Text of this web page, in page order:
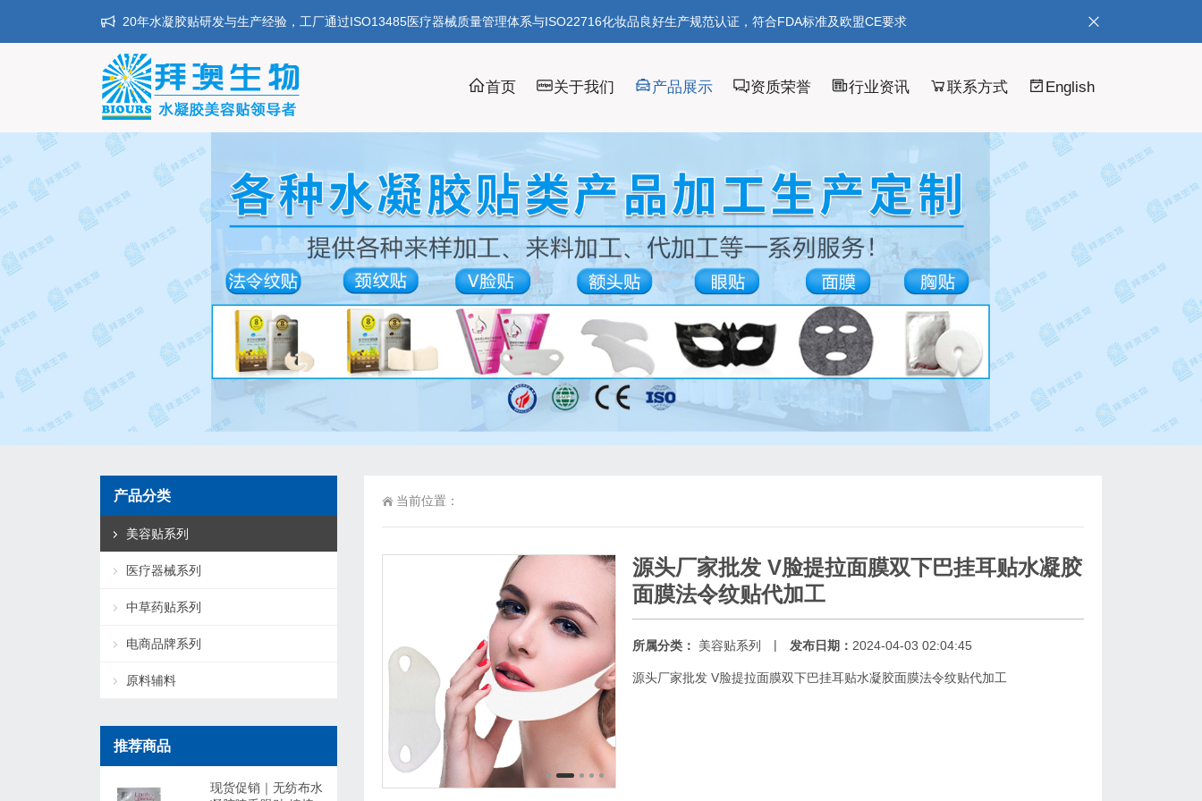
20年水凝胶贴研发与生产经验，工厂通过ISO13485医疗器械质量管理体系与ISO22716化妆品良好生产规范认证，符合FDA标准及欧盟CE要求
首页 关于我们 产品展示 资质荣誉 行业资讯 联系方式 English
当前位置：
源头厂家批发 V脸提拉面膜双下巴挂耳贴水凝胶
面膜法令纹贴代加工
所属分类： 美容贴系列 | 发布日期： 2024-04-03 02:04:45
源头厂家批发 V脸提拉面膜双下巴挂耳贴水凝胶面膜法令纹贴代加工
产品分类
美容贴系列
医疗器械系列
中草药贴系列
电商品牌系列
原料辅料
推荐商品
现货促销｜无纺布水